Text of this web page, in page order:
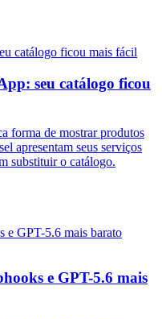
seu catálogo ficou
forma de mostrar produtos
apresentam seus serviços
substituir o catálogo.
e GPT-5.6 mais